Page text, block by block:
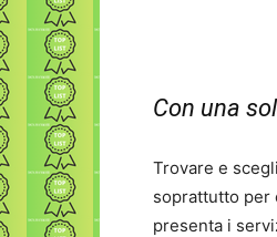
Con una
Trovare e
soprattutto per
presenta i